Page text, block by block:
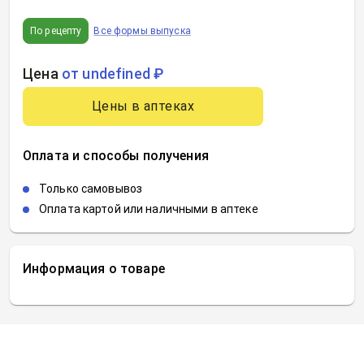
Информация о товаре
По рецепту Все формы выпуска
Цена от undefined ₽
Цены в аптеках
Оплата и способы получения
Только самовывоз
Оплата картой или наличными в аптеке